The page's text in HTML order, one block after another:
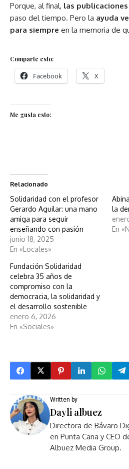
Porque, al final, las
paso del tiempo. Pero la ayuda
para siempre en la memoria de
Comparte esto:
Facebook X
Me gusta esto:
Relacionado
Solidaridad con el profesor
Gerardo Aguilar: una mano
amiga para seguir
enseñando con pasión
junio 18, 2025
En «Locales»
la
En
Fundación Solidaridad
celebra 35 años de
compromiso con la
democracia, la solidaridad y
el desarrollo sostenible
enero 6, 2026
En «Sociales»
Written by
Dayli albuez
Directora de Bávaro
en Punta Cana y CEO
Albuez Media Group.